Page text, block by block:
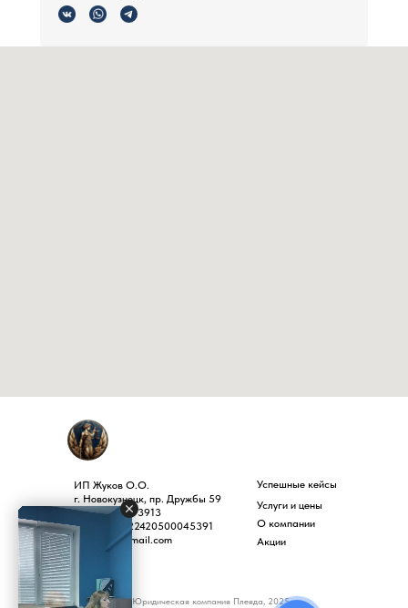
Успешные кейсы
ИП Жуков О.О.
г. Новокузнецк, пр. Дружбы 59
ИНН 4220073913
ОГРНИП 322420500045391
pleiadnk@gmail.com
Услуги и цены
О компании
Акции
© Юридическая компания Плеяда, 2025